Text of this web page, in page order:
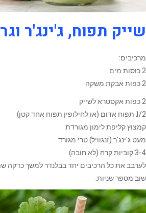
שייק תפוח, ג'ינג'ר
מרכיבים:
2 כוסות מים
2 כפות אבקת משקה
2 כפות אקסטרא לשייק
1/2 תפוח אדום (או לחילופין תפוח אחד קטן)
קמצוץ קליפת לימון מגורדת
מעט ג'ינג'ר (זנגוויל) טרי מגורד
3-4 קוביות קרח (לא חובה)
לערבב את כל הרכיבים יחד בבלנדר למשך כדקה
שוב מספר שניות.